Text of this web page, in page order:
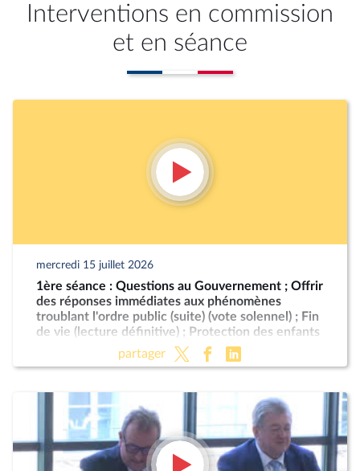
Interventions en commission
et en séance
mercredi 15 juillet 2026
1ère séance : Questions au Gouvernement ; Offrir
des réponses immédiates aux phénomènes
troublant l'ordre public (suite) (vote solennel) ; Fin
de vie (lecture définitive) ; Protection des enfants
partager